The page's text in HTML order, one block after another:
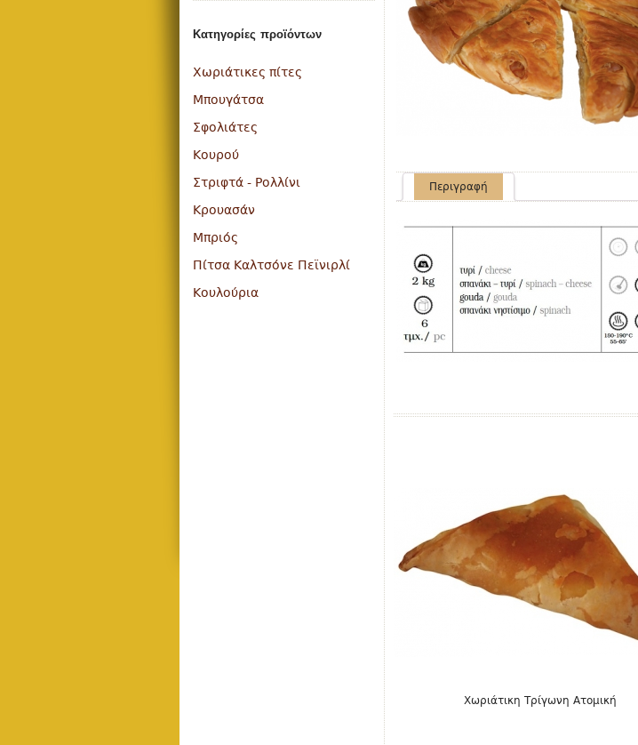
Περιγραφή
DETAILS
Χωριάτικη Τρίγωνη Ατομική
Κατηγορίες προϊόντων
Χωριάτικες πίτες
Μπουγάτσα
Σφολιάτες
Κουρού
Στριφτά - Ρολλίνι
Κρουασάν
Μπριός
Πίτσα Καλτσόνε Πεϊνιρλί
Κουλούρια